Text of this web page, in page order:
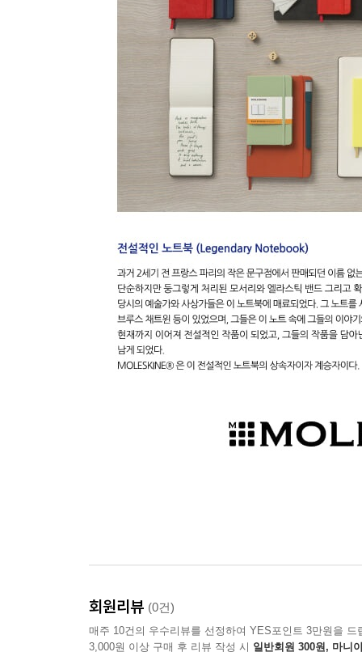
회원리뷰 (0건)
매주 10건의 우수리뷰를 선정하여 YES포인트 3만원을 드
3,000원 이상 구매 후 리뷰 작성 시 일반회원 300원, 마니